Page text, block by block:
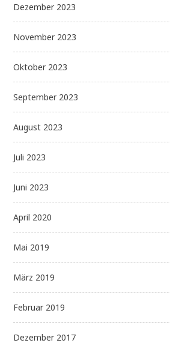
Dezember 2023
November 2023
Oktober 2023
September 2023
August 2023
Juli 2023
Juni 2023
April 2020
Mai 2019
März 2019
Februar 2019
Dezember 2017